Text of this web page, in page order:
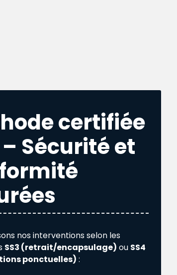
certifiée
– Sécurité et
nos interventions selon les
SS3 (retrait/encapsulage) ou SS4
ponctuelles) :